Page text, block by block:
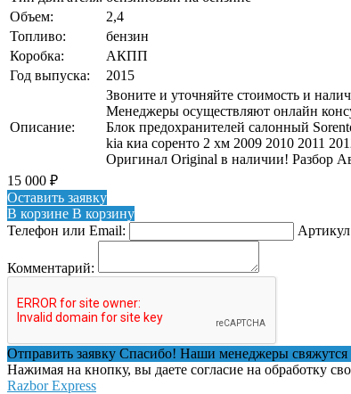
Объем:
2,4
Топливо:
бензин
Коробка:
АКПП
Год выпуска:
2015
Описание:
Звоните и уточняйте стоимость и
Менеджеры осуществляют онлайн
Блок предохранителей салонный
kia киа соренто 2 хм 2009 2010 2011
Оригинал Original в наличии! Разбор
15 000 ₽
Оставить заявку
В корзине В корзину
Телефон или Email:
Комментарий:
Отправить заявку Спасибо! Наши менеджеры
Нажимая на кнопку, вы даете согласие на обработку
Razbor Express